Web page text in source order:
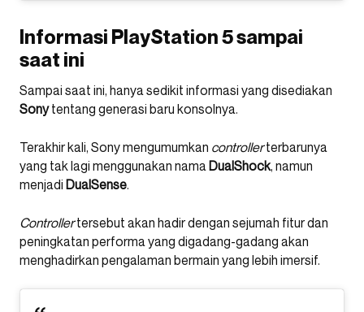
Informasi PlayStation 5 sampai
saat ini
Sampai saat ini, hanya sedikit informasi yang disediakan
Sonytentang generasi baru konsolnya.
Terakhir kali, Sony mengumumkan controllerterbarunya
yang tak lagi menggunakan nama DualShock, namun
menjadi DualSense.
Controllertersebut akan hadir dengan sejumah fitur dan
peningkatan performa yang digadang-gadang akan
menghadirkan pengalaman bermain yang lebih imersif.